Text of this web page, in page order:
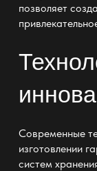
позволяет
Современные
изготовлении
систем